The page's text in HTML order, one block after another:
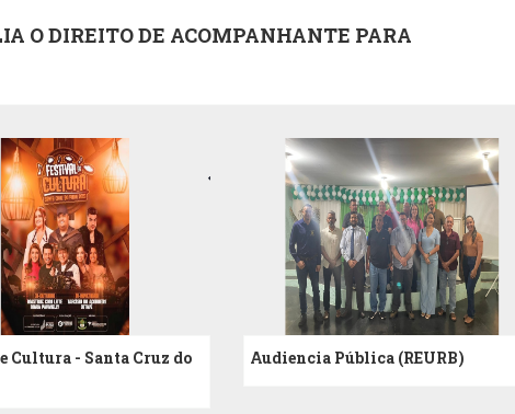
O DIREITO DE ACOMPANHANTE PARA
Cultura - Santa Cruz do
Audiencia Pública (REURB)